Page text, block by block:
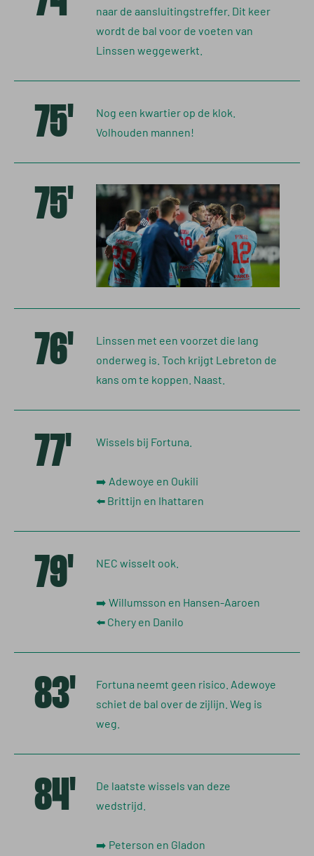
naar de aansluitingstreffer. Dit keer
wordt de bal voor de voeten van
Linssen weggewerkt.
75'
Nog een kwartier op de klok.
Volhouden mannen!
75'
76'
Linssen met een voorzet die lang
onderweg is. Toch krijgt Lebreton de
kans om te koppen. Naast.
77' Wissels bij Fortuna.
➡️ Adewoye en Oukili
⬅️ Brittijn en Ihattaren
79' NEC wisselt ook.
➡️ Willumsson en Hansen-Aaroen
⬅️ Chery en Danilo
83'
Fortuna neemt geen risico. Adewoye
schiet de bal over de zijlijn. Weg is
weg.
84'
De laatste wissels van deze
wedstrijd.
➡️ Peterson en Gladon